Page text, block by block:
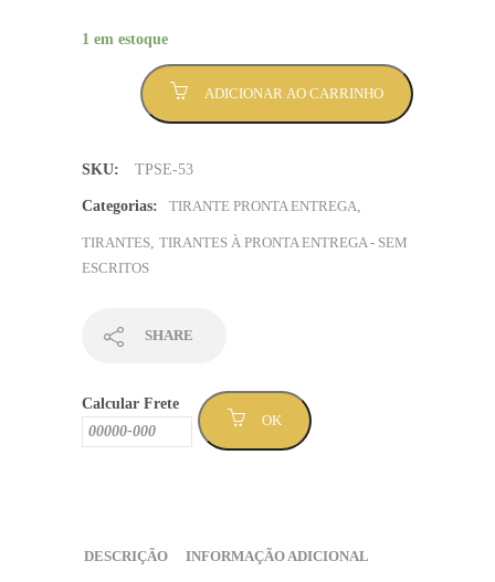
1 em estoque
preto
-
quantidade
ADICIONAR AO CARRINHO
SKU: TPSE-53
Categorias: TIRANTE PRONTA ENTREGA,
TIRANTES, TIRANTES À PRONTA ENTREGA - SEM
ESCRITOS
SHARE
Calcular Frete
OK
DESCRIÇÃO INFORMAÇÃO ADICIONAL